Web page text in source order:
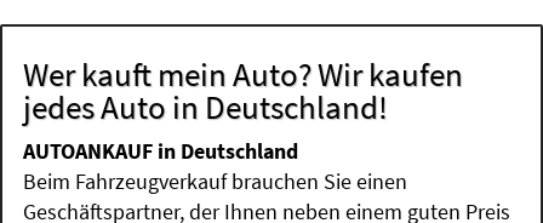
Wer kauft mein Auto? Wir kaufen
jedes Auto in Deutschland!
AUTOANKAUF in Deutschland
Beim Fahrzeugverkauf brauchen Sie einen
Geschäftspartner, der Ihnen neben einem guten Preis